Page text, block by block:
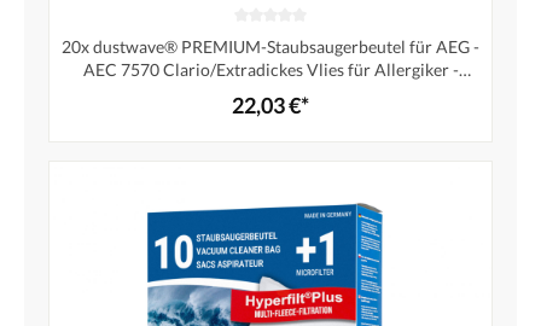
20x dustwave® PREMIUM-Staubsaugerbeutel für AEG -
AEC 7570 Clario/Extradickes Vlies für Allergiker -
Markenstaubfiltertüten"MicrofiltPlus®" Made in
Germany + 2 Microfilter
22,03 €*